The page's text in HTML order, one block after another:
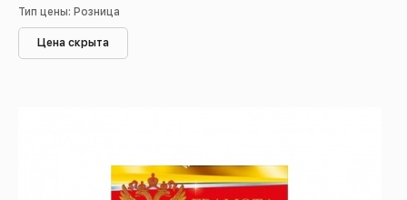
Тип цены: Розница
Цена скрыта